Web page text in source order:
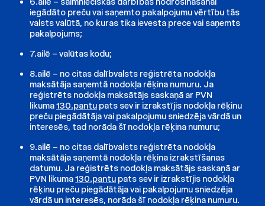
iegādāto preču vai saņemto pakalpojumu vērtību tās
valsts valūtā, no kuras tika ievesta prece vai saņemts
pakalpojums;
7.ailē – valūtas kodu;
8.ailē – no citas dalībvalsts reģistrēta nodokļa
maksātāja saņemtā nodokļa rēķina numuru. Ja
reģistrēts nodokļa maksātājs saskaņā ar PVN
likuma130.pantu pats sev ir izrakstījis nodokļa rēķinu
preču piegādātāja vai pakalpojumu sniedzēja vārdā un
interesēs, tad norāda šī nodokļa rēķina numuru;
9.ailē – no citas dalībvalsts reģistrēta nodokļa
maksātāja saņemtā nodokļa rēķina izrakstīšanas
datumu. Ja reģistrēts nodokļa maksātājs saskaņā ar
PVN likuma130.pantu pats sev ir izrakstījis nodokļa
rēķinu preču piegādātāja vai pakalpojumu sniedzēja
vārdā un interesēs, norāda šī nodokļa rēķina numuru.